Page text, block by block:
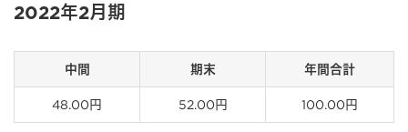
2022年2月期
中間 期末 年間合計
48.00円 52.00円 100.00円